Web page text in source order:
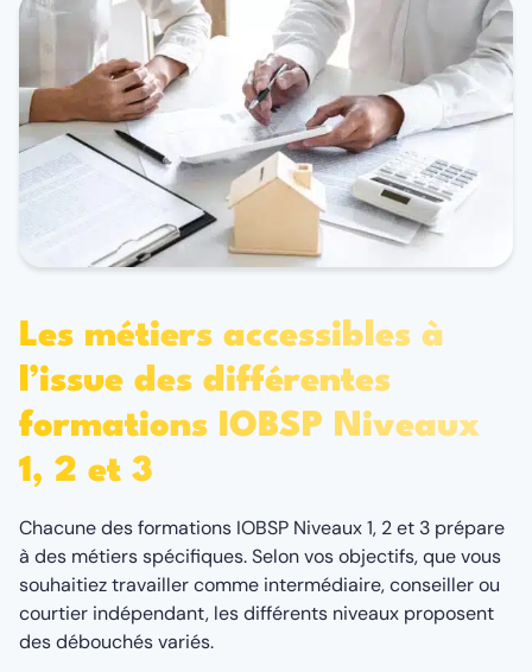
Les métiers accessibles à
l’issue des différentes
formations IOBSP Niveaux
1, 2 et 3
Chacune des formations IOBSP Niveaux 1, 2 et 3 prépare
à des métiers spécifiques. Selon vos objectifs, que vous
souhaitiez travailler comme intermédiaire, conseiller ou
courtier indépendant, les différents niveaux proposent
des débouchés variés.